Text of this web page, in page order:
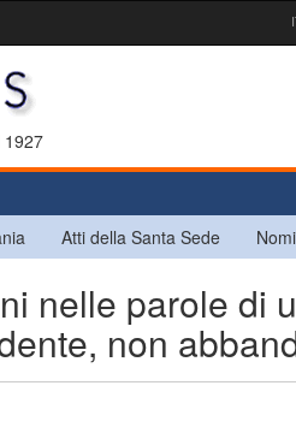
1927
Atti della Santa Sede
nelle parole di
non